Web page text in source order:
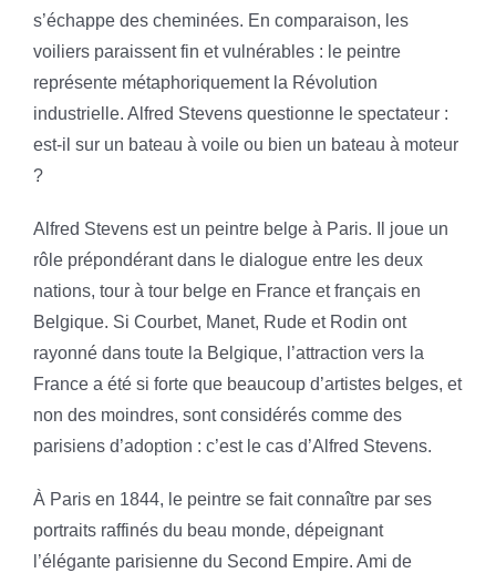
s’échappe des cheminées. En comparaison, les
voiliers paraissent fin et vulnérables : le peintre
représente métaphoriquement la Révolution
industrielle. Alfred Stevens questionne le spectateur :
est-il sur un bateau à voile ou bien un bateau à moteur
?
Alfred Stevens est un peintre belge à Paris. Il joue un
rôle prépondérant dans le dialogue entre les deux
nations, tour à tour belge en France et français en
Belgique. Si Courbet, Manet, Rude et Rodin ont
rayonné dans toute la Belgique, l’attraction vers la
France a été si forte que beaucoup d’artistes belges, et
non des moindres, sont considérés comme des
parisiens d’adoption : c’est le cas d’Alfred Stevens.
À Paris en 1844, le peintre se fait connaître par ses
portraits raffinés du beau monde, dépeignant
l’élégante parisienne du Second Empire. Ami de